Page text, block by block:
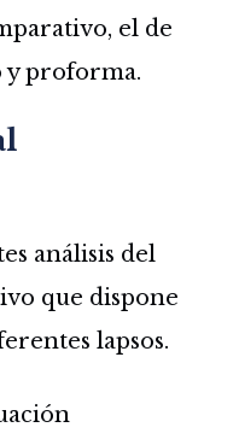
el de
y proforma.
análisis del
que dispone
lapsos.